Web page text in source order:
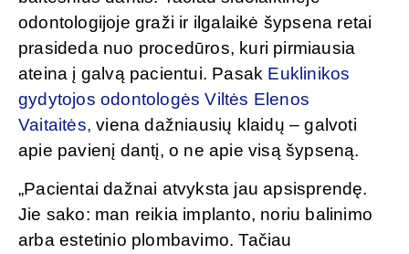
odontologijoje graži ir ilgalaikė šypsena retai
prasideda nuo procedūros, kuri pirmiausia
ateina į galvą pacientui. Pasak Euklinikos
gydytojos odontologės Viltės Elenos
Vaitaitės, viena dažniausių klaidų – galvoti
apie pavienį dantį, o ne apie visą šypseną.
„Pacientai dažnai atvyksta jau apsisprendę.
Jie sako: man reikia implanto, noriu balinimo
arba estetinio plombavimo. Tačiau